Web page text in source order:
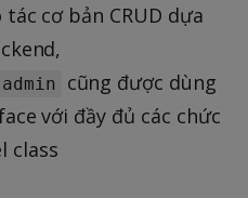
cơ bản CRUD dựa
cũng được dùng
với đầy đủ các chức
class